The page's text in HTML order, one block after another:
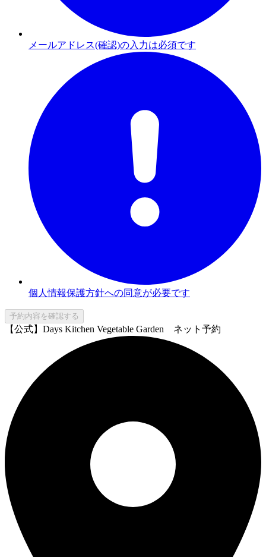
メールアドレス(確認)の入力は必須です
個人情報保護方針への同意が必要です
予約内容を確認する
【公式】Days Kitchen Vegetable Garden ネット予約